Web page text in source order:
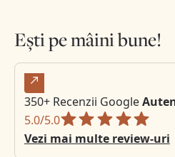
Ești pe mâini bune!
350+ Recenzii Google
5.0/5.0
Vezi mai multe review-uri